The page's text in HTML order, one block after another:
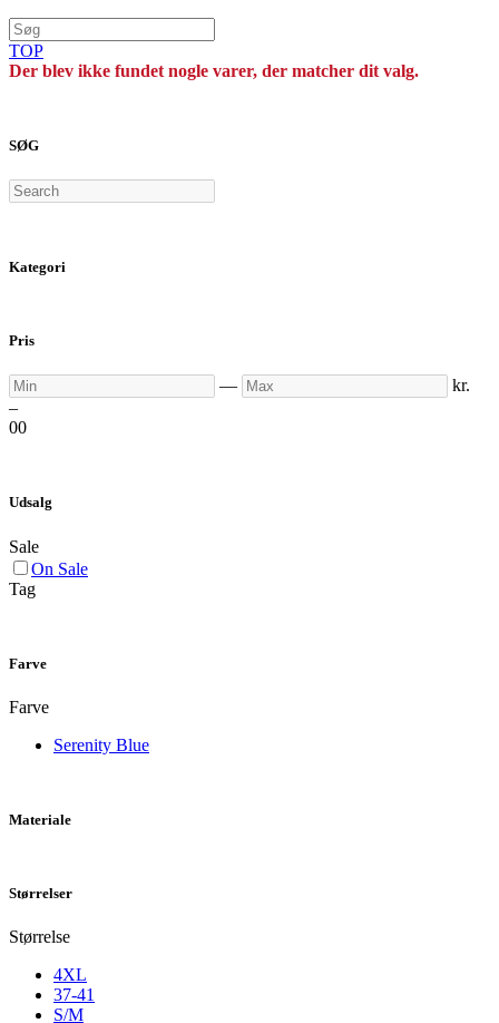
TOP
Der blev ikke fundet nogle varer, der matcher dit valg.
SØG
Search
Kategori
Pris
Min — Max
kr.
–
00
Udsalg
Sale
On Sale
Tag
Farve
Farve
Serenity Blue
Materiale
Størrelser
Størrelse
4XL
37-41
S/M